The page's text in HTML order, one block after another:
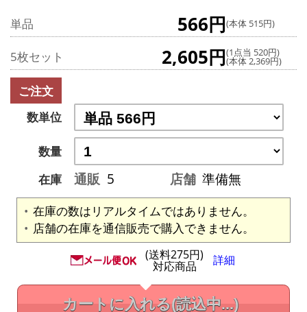
単品 566円(本体 515円)
5枚セット 2,605円(1点当 520円)
(本体 2,369円)
ご注文
数単位
数量
在庫
通販 5 店舗 準備無
在庫の数はリアルタイムではありません。
店舗の在庫を通信販売で購入できません。
(送料275円)
対応商品 詳細
カートに入れる(読込中...)